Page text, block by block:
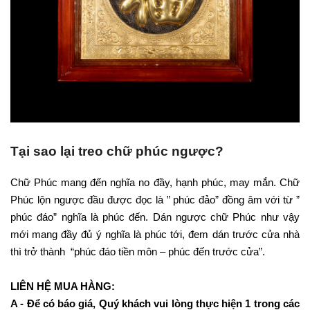
Tại sao lại treo chữ phúc ngược?
Chữ Phúc mang đến nghĩa no đầy, hạnh phúc, may mắn. Chữ
Phúc lộn ngược đầu được đọc là ” phúc đảo” đồng âm với từ ”
phúc đáo” nghĩa là phúc đến. Dán ngược chữ Phúc như vậy
mới mang đầy đủ ý nghĩa là phúc tới, đem dán trước cửa nhà
thì trở thành “phúc đáo tiền môn – phúc đến trước cửa”.
LIÊN HỆ MUA HÀNG:
A - Để có báo giá, Quý khách vui lòng thực hiện 1 trong các